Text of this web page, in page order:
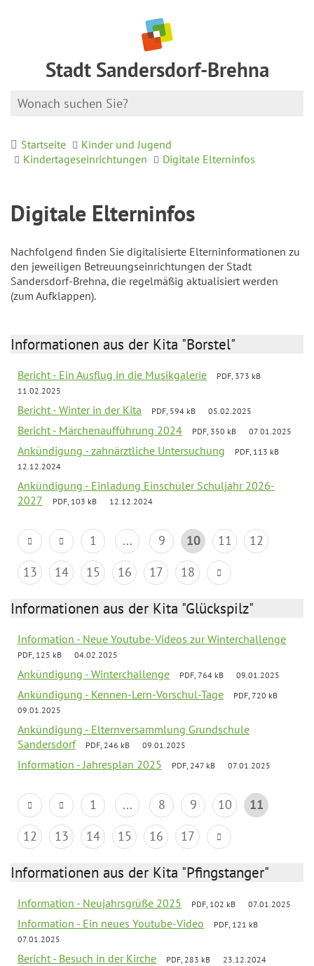
Stadt Sandersdorf-Brehna
Startseite
Kinder und Jugend
Kindertageseinrichtungen
Digitale Elterninfos
Digitale Elterninfos
Nachfolgend finden Sie digitalisierte Elterninformationen zu
den jeweiligen Betreuungseinrichtungen der Stadt
Sandersdorf-Brehna, die regelmäßig aktualisiert werden
(zum Aufklappen).
Informationen aus der Kita "Borstel"
Bericht - Ein Ausflug in die Musikgalerie
PDF, 373 kB
11.02.2025
Bericht - Winter in der Kita PDF, 594 kB 05.02.2025
Bericht - Märchenaufführung 2024 PDF, 350 kB 07.01.2025
Ankündigung - zahnärztliche Untersuchung
PDF, 113 kB
12.12.2024
Ankündigung - Einladung Einschüler Schuljahr 2026-
2027
PDF, 103 kB 12.12.2024
1 ... 9 10 11
12
13
14 15 16 17 18
Informationen aus der Kita "Glückspilz"
Information - Neue Youtube-Videos zur Winterchallenge
PDF, 125 kB 04.02.2025
Ankündigung - Winterchallenge PDF, 764 kB 09.01.2025
Ankündigung - Kennen-Lern-Vorschul-Tage
PDF, 720 kB
09.01.2025
Ankündigung - Elternversammlung Grundschule
Sandersdorf
PDF, 246 kB 09.01.2025
Information - Jahresplan 2025 PDF, 247 kB 07.01.2025
1 ... 8 9 10
11
12
13 14 15 16 17
Informationen aus der Kita "Pfingstanger"
Information - Neujahrsgrüße 2025 PDF, 102 kB 07.01.2025
Information - Ein neues Youtube-Video
PDF, 121 kB
07.01.2025
Bericht - Besuch in der Kirche PDF, 283 kB 23.12.2024